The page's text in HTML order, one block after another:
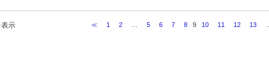
表示 ≪ 1 2 5 6 7 8 9 10 11 12 13